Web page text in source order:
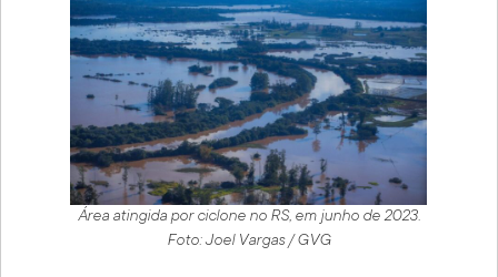
Área atingida por ciclone no RS, em junho de 2023.
Foto: Joel Vargas / GVG